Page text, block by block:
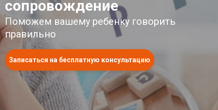
сопровождение
Поможем вашему ребенку говорить
правильно
Записаться на бесплатную консультацию